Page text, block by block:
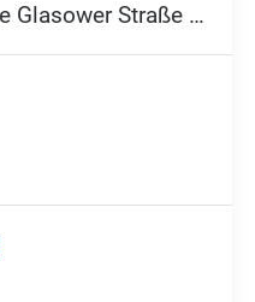
5 Entreprises à l'adresse Glasower Straße 44 - 47,